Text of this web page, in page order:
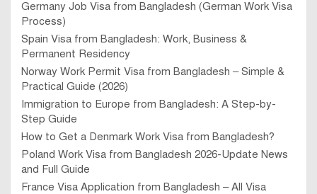
Germany Job Visa from Bangladesh (German Work Visa
Process)
Spain Visa from Bangladesh: Work, Business &
Permanent Residency
Norway Work Permit Visa from Bangladesh – Simple &
Practical Guide (2026)
Immigration to Europe from Bangladesh: A Step-by-
Step Guide
How to Get a Denmark Work Visa from Bangladesh?
Poland Work Visa from Bangladesh 2026-Update News
and Full Guide
France Visa Application from Bangladesh – All Visa